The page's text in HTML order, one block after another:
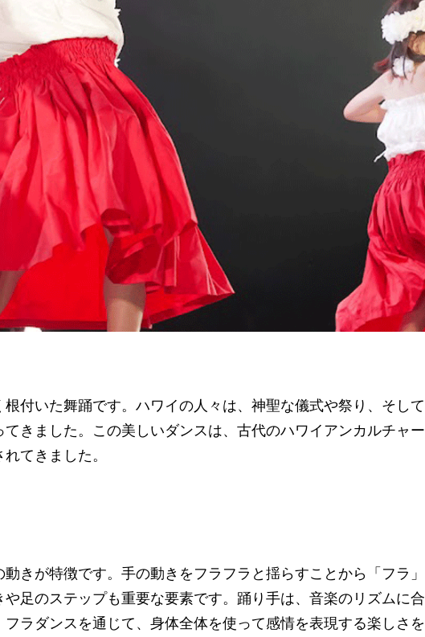
付いた舞踊です。ハワイの人々は、神聖な儀式や祭り、そして
きました。この美しいダンスは、古代のハワイアンカルチャー
てきました。
きが特徴です。手の動きをフラフラと揺らすことから「フラ」
足のステップも重要な要素です。踊り手は、音楽のリズムに合
ラダンスを通じて、身体全体を使って感情を表現する楽しさを